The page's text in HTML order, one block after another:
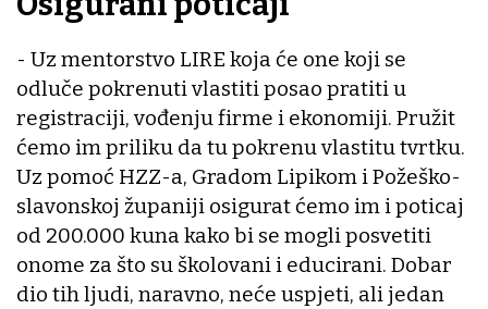
- Uz mentorstvo LIRE koja će one koji se
odluče pokrenuti vlastiti posao pratiti u
registraciji, vođenju firme i ekonomiji. Pružit
ćemo im priliku da tu pokrenu vlastitu tvrtku.
Uz pomoć HZZ-a, Gradom Lipikom i Požeško-
slavonskoj županiji osigurat ćemo im i poticaj
od 200.000 kuna kako bi se mogli posvetiti
onome za što su školovani i educirani. Dobar
dio tih ljudi, naravno, neće uspjeti, ali jedan